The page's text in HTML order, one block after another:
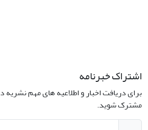
اشتراک خبرنامه
برای دریافت اخبار و اطلاعیه های مهم نشریه
مشترک شوید.